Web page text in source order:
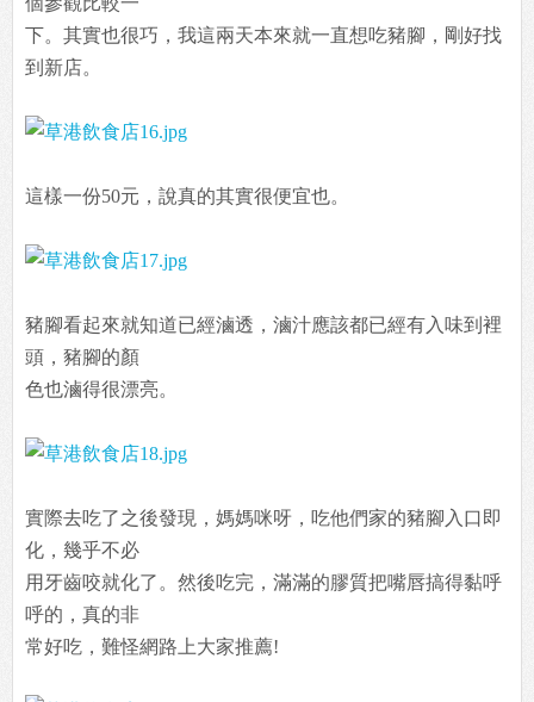
下。其實也很巧，我這兩天本來就一直想吃豬腳，剛好找
到新店。
這樣一份50元，說真的其實很便宜也。
豬腳看起來就知道已經滷透，滷汁應該都已經有入味到裡
頭，豬腳的顏
色也滷得很漂亮。
實際去吃了之後發現，媽媽咪呀，吃他們家的豬腳入口即
化，幾乎不必
用牙齒咬就化了。然後吃完，滿滿的膠質把嘴唇搞得黏呼
呼的，真的非
常好吃，難怪網路上大家推薦!